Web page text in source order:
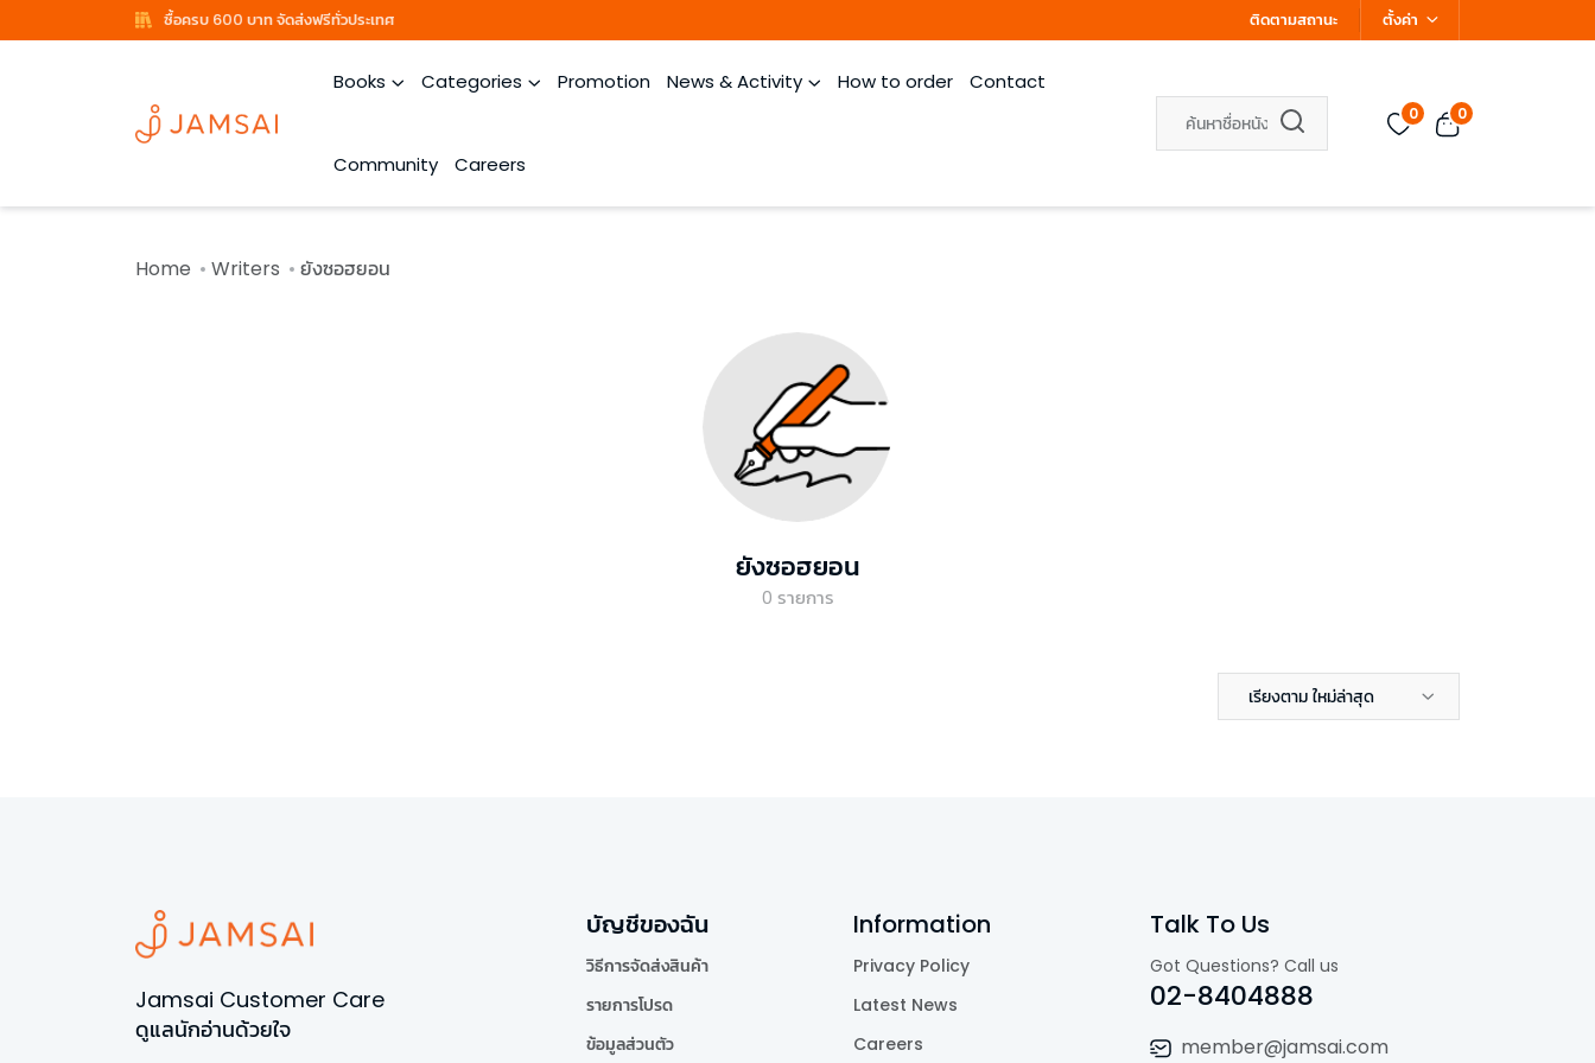
ซื้อครบ 600 บาท จัดส่งฟรีทั่วประเทศ ติดตามสถานะ ตั้งค่า
Books Categories Promotion News & Activity How to order Contact
Community Careers
0 0
Home Writers ยังซอฮยอน
ยังซอฮยอน
0 รายการ
เรียงตาม ใหม่ล่าสุด
Jamsai Customer Care
ดูแลนักอ่านด้วยใจ
บัญชีของฉัน
วิธีการจัดส่งสินค้า
รายการโปรด
ข้อมูลส่วนตัว
Information
Privacy Policy
Latest News
Careers
Talk To Us
Got Questions? Call us
02-8404888
member@jamsai.com